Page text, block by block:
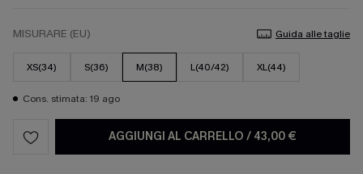
MISURARE (EU) Guida alle taglie
XS(34) S(36) M(38) L(40/42) XL(44)
Cons. stimata: 19 ago
AGGIUNGI AL CARRELLO / 43,00 €